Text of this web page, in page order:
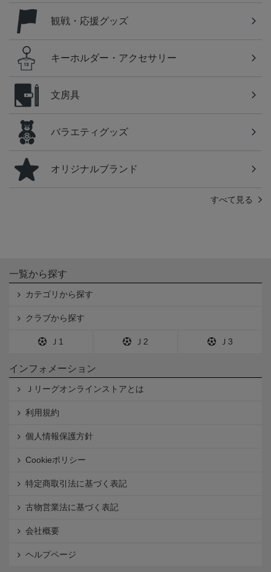
観戦・応援グッズ
キーホルダー・アクセサリー
文房具
バラエティグッズ
オリジナルブランド
すべて見る
一覧から探す
カテゴリから探す
クラブから探す
Ｊ1 Ｊ2 Ｊ3
インフォメーション
Ｊリーグオンラインストアとは
利用規約
個人情報保護方針
Cookieポリシー
特定商取引法に基づく表記
古物営業法に基づく表記
会社概要
ヘルプページ